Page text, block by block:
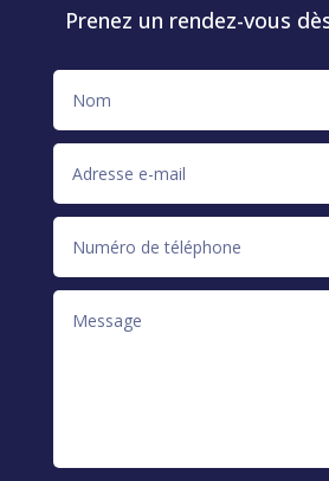
Prenez un rendez-vous